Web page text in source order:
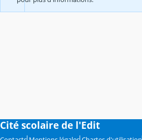
Cité scolaire de l'Edit